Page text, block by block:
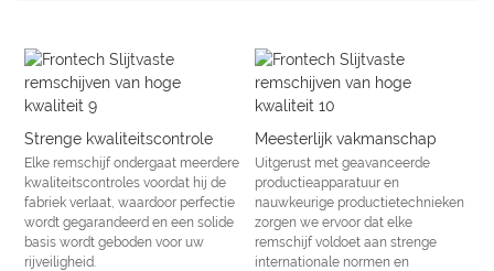
Strenge kwaliteitscontrole
Elke remschijf ondergaat meerdere
kwaliteitscontroles voordat hij de
fabriek verlaat, waardoor perfectie
wordt gegarandeerd en een solide
basis wordt geboden voor uw
rijveiligheid.
Meesterlijk vakmanschap
Uitgerust met geavanceerde
productieapparatuur en
nauwkeurige productietechnieken
zorgen we ervoor dat elke
remschijf voldoet aan strenge
internationale normen en